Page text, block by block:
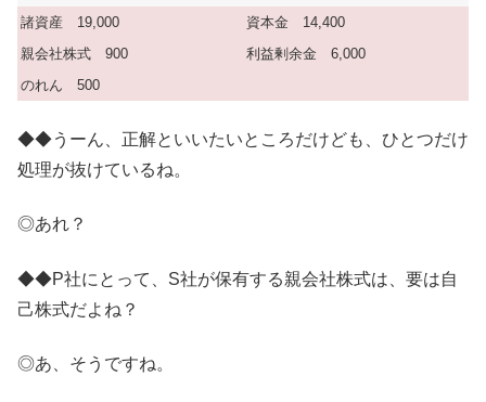
諸資産 19,000
資本金 14,400
親会社株式 900
利益剰余金 6,000
のれん 500
◆◆うーん、正解といいたいところだけども、ひとつだけ
処理が抜けているね。
◎あれ？
◆◆P社にとって、S社が保有する親会社株式は、要は自
己株式だよね？
◎あ、そうですね。